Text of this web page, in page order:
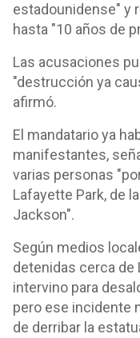
estadounidense" y
hasta "10 años de
Las acusaciones
"destrucción ya
afirmó.
El mandatario ya
manifestantes,
varias personas
Lafayette Park, de
Jackson".
Según medios
detenidas cerca de
intervino para
pero ese incidente
de derribar la